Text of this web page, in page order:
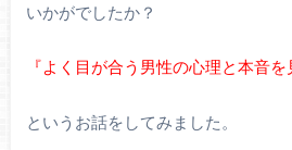
いかがでしたか？
『よく目が合う男性の心理と本音を
というお話をしてみました。